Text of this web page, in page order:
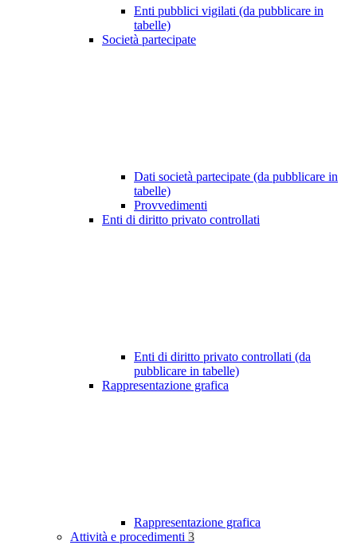
Enti pubblici vigilati (da pubblicare in
tabelle)
Società partecipate
Dati società partecipate (da pubblicare in
tabelle)
Provvedimenti
Enti di diritto privato controllati
Enti di diritto privato controllati (da
pubblicare in tabelle)
Rappresentazione grafica
Rappresentazione grafica
Attività e procedimenti 3